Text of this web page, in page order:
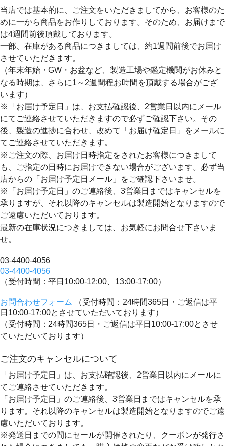
当店では基本的に、ご注文をいただきましてから、お客様のた
めに一から商品をお作りしております。そのため、 お届けまで
は4週間前後頂戴しております。
一部、在庫がある商品につきましては、約1週間前後でお届け
させていただきます。
（年末年始・GW・お盆など、製造工場や鑑定機関がお休みと
なる時期は、さらに1～2週間程お時間を頂戴する場合がござ
います）
※「お届け予定日」は、お支払確認後、2営業日以内にメール
にてご連絡させていただきますので必ずご確認下さい。その
後、製造の進捗に合わせ、改めて「お届け確定日」をメールに
てご連絡させていただきます。
※ご注文の際、お届け日時指定をされたお客様につきまして
も、ご指定の日時にお届けできない場合がございます。必ず当
店からの「お届け予定日メール」をご確認下さいませ。
※「お届け予定日」のご連絡後、3営業日まではキャンセルを
承りますが、それ以降のキャンセルは製造開始となりますので
ご遠慮いただいております。
最新の在庫状況につきましては、お気軽にお問合せ下さいま
せ。
03-4400-4056
03-4400-4056
（受付時間：平日10:00-12:00、13:00-17:00）
お問合わせフォーム
（受付時間：24時間365日・ご返信は平
日10:00-17:00とさせていただいております）
（受付時間：24時間365日・ご返信は平日10:00-17:00とさせ
ていただいております）
ご注文のキャンセルについて
「お届け予定日」は、お支払確認後、 2営業日以内にメールに
てご連絡させていただきます。
「お届け予定日」のご連絡後、 3営業日まではキャンセルを承
ります。 それ以降のキャンセルは製造開始となりますのでご遠
慮いただいております。
※発送日までの間にセールが開催されたり、クーポンが発行さ